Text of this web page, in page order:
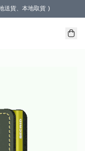
送貨、本地取貨 )